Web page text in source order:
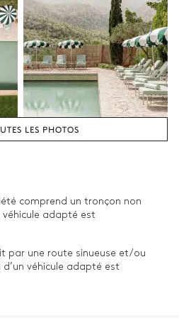
LES PHOTOS
comprend un tronçon non
adapté est
par une route sinueuse et/ou
d’un véhicule adapté est